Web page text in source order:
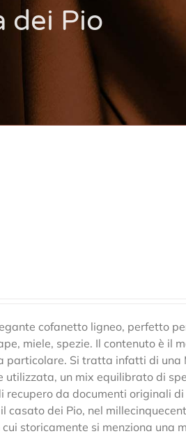
dei Pio
cofanetto ligneo, perfetto
miele, spezie. Il contenuto è il
particolare. Si tratta infatti di una
utilizzata, un mix equilibrato di
recupero da documenti originali di
dei Pio, nel
storicamente si menziona una